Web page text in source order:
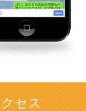
セス